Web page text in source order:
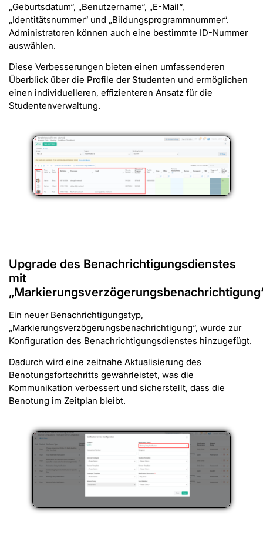
„Geburtsdatum“, „Benutzername“, „E-Mail“,
„Identitätsnummer“ und „Bildungsprogrammnummer“.
Administratoren können auch eine bestimmte ID-Nummer
auswählen.
Diese Verbesserungen bieten einen umfassenderen
Überblick über die Profile der Studenten und ermöglichen
einen individuelleren, effizienteren Ansatz für die
Studentenverwaltung.
Upgrade des Benachrichtigungsdienstes
mit
Ein neuer Benachrichtigungstyp,
„Markierungsverzögerungsbenachrichtigung“, wurde zur
Konfiguration des Benachrichtigungsdienstes hinzugefügt.
Dadurch wird eine zeitnahe Aktualisierung des
Benotungsfortschritts gewährleistet, was die
Kommunikation verbessert und sicherstellt, dass die
Benotung im Zeitplan bleibt.